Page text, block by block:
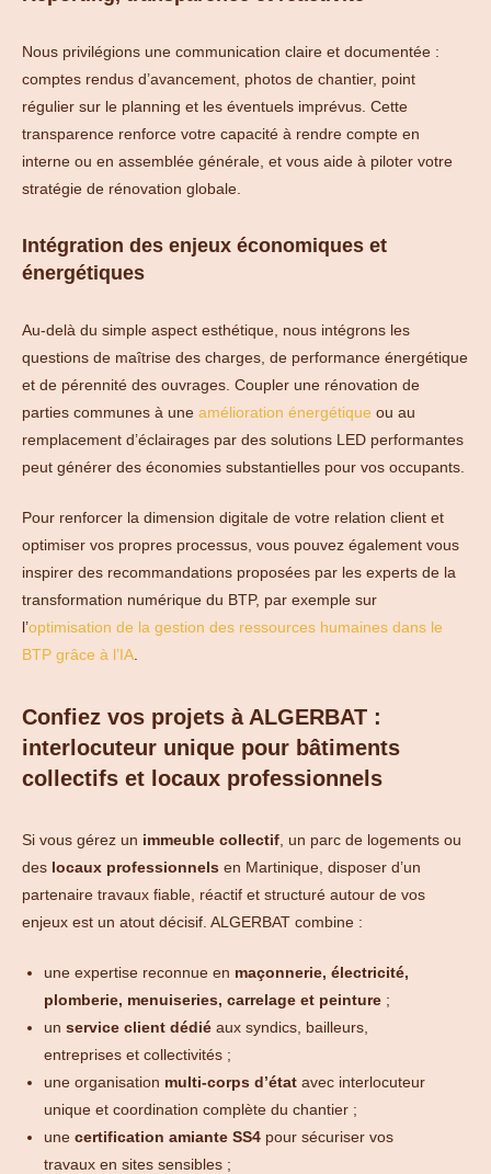
Nous privilégions une communication claire et documentée :
comptes rendus d’avancement, photos de chantier, point
régulier sur le planning et les éventuels imprévus. Cette
transparence renforce votre capacité à rendre compte en
interne ou en assemblée générale, et vous aide à piloter votre
stratégie de rénovation globale.
Intégration des enjeux économiques et
énergétiques
Au-delà du simple aspect esthétique, nous intégrons les
questions de maîtrise des charges, de performance énergétique
et de pérennité des ouvrages. Coupler une rénovation de
parties communes à une amélioration énergétique ou au
remplacement d’éclairages par des solutions LED performantes
peut générer des économies substantielles pour vos occupants.
Pour renforcer la dimension digitale de votre relation client et
optimiser vos propres processus, vous pouvez également vous
inspirer des recommandations proposées par les experts de la
transformation numérique du BTP, par exemple sur
l’optimisation de la gestion des ressources humaines dans le
BTP grâce à l’IA
Confiez vos projets à ALGERBAT :
interlocuteur unique pour bâtiments
collectifs et locaux professionnels
Si vous gérez un immeuble collectif , un parc de logements ou
des locaux professionnels en Martinique, disposer d’un
partenaire travaux fiable, réactif et structuré autour de vos
enjeux est un atout décisif. ALGERBAT combine :
une expertise reconnue en maçonnerie, électricité,
plomberie, menuiseries, carrelage et peinture ;
un service client dédié aux syndics, bailleurs,
entreprises et collectivités ;
une organisation multi-corps d’état avec interlocuteur
unique et coordination complète du chantier ;
une certification amiante SS4 pour sécuriser vos
travaux en sites sensibles ;